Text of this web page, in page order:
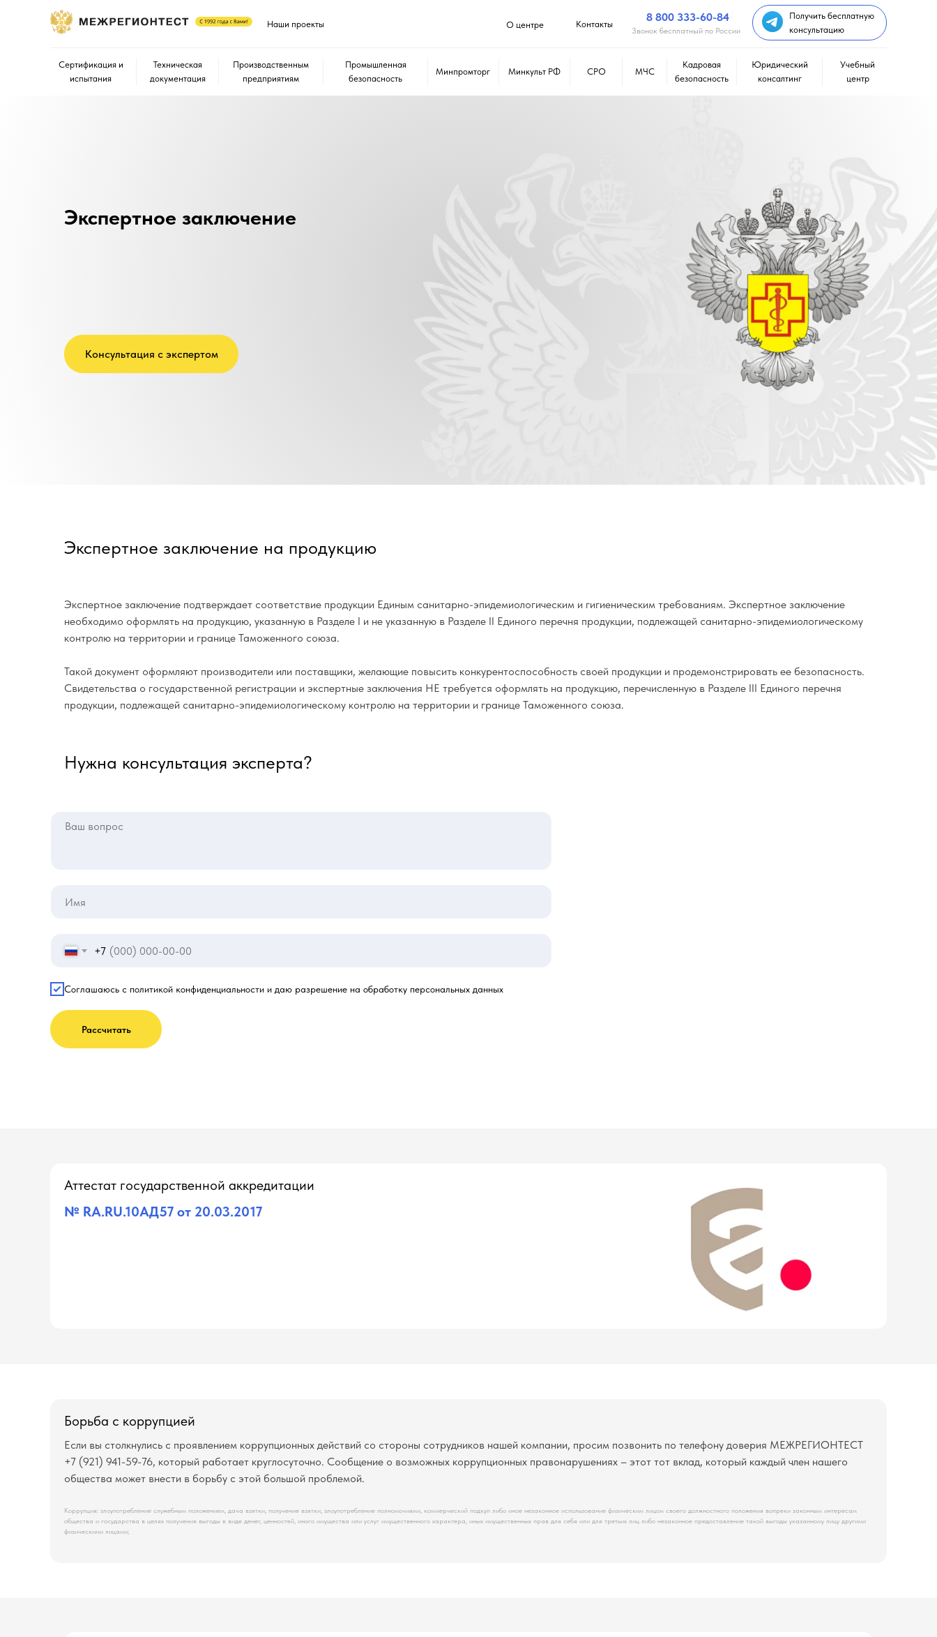
СРО
8 800 333-60-84
Звонок бесплатный по России
Сертификация и
испытания
Техническая
документация
Юридический
консалтинг
Кадровая
безопасность
МЧС
Минпромторг Минкульт РФ
Учебный
центр
Наши проекты О центре Контакты
Получить бесплатную
консультацию
Производственным
предприятиям
Промышленная
безопасность
Экспертное заключение
Консультация с экспертом
Экспертное заключение на продукцию
Экспертное заключение подтверждает соответствие продукции Единым санитарно-эпидемиологическим и гигиеническим требованиям. Экспертное заключение
необходимо оформлять на продукцию, указанную в Разделе I и не указанную в Разделе II Единого перечня продукции, подлежащей санитарно-эпидемиологическому
контролю на территории и границе Таможенного союза.
Такой документ оформляют производители или поставщики, желающие повысить конкурентоспособность своей продукции и продемонстрировать ее безопасность.
Свидетельства о государственной регистрации и экспертные заключения НЕ требуется оформлять на продукцию, перечисленную в Разделе III Единого перечня
продукции, подлежащей санитарно-эпидемиологическому контролю на территории и границе Таможенного союза.
Нужна консультация эксперта?
+7
Соглашаюсь с политикой конфиденциальности и даю разрешение на обработку персональных данных
Рассчитать
Аттестат государственной аккредитации
№ RA.RU.10АД57 от 20.03.2017
Борьба с коррупцией
Если вы столкнулись с проявлением коррупционных действий со стороны сотрудников нашей компании, просим позвонить по телефону доверия МЕЖРЕГИОНТЕСТ
+7 (921) 941-59-76, который работает круглосуточно. Сообщение о возможных коррупционных правонарушениях – этот тот вклад, который каждый член нашего
общества может внести в борьбу с этой большой проблемой.
Коррупция: злоупотребление служебным положением, дача взятки, получение взятки, злоупотребление полномочиями, коммерческий подкуп либо иное незаконное использование физическим лицом своего должностного положения вопреки законным интересам
общества и государства в целях получения выгоды в виде денег, ценностей, иного имущества или услуг имущественного характера, иных имущественных прав для себя или для третьих лиц либо незаконное предоставление такой выгоды указанному лицу другими
физическими лицами;